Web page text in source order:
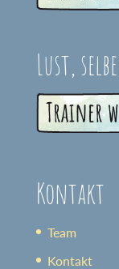
Lust,
Kontakt
Team
Kontakt